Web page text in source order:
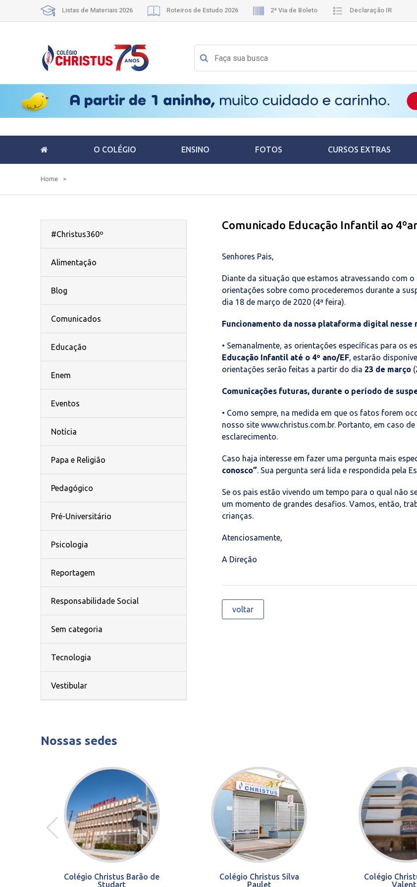
Listas de Materiais 2026 Roteiros de Estudo 2026 2ª Via de Boleto Declaração IR
O COLÉGIO ENSINO FOTOS CURSOS EXTRAS
Home >
#Christus360º
Alimentação
Blog
Comunicados
Educação
Enem
Eventos
Notícia
Papa e Religião
Pedagógico
Pré-Universitário
Psicologia
Reportagem
Responsabilidade Social
Sem categoria
Tecnologia
Vestibular
Comunicado Educação Infantil ao
Senhores Pais,
Diante da situação que estamos atravessando com
orientações sobre como procederemos durante a
dia 18 de março de 2020 (4ª feira).
Funcionamento da nossa plataforma digital
• Semanalmente, as orientações específicas para os
Educação Infantil até o 4º ano/EF, estarão
orientações serão feitas a partir do dia 23 de março
Comunicações futuras, durante o período de
• Como sempre, na medida em que os fatos forem
nosso site www.christus.com.br. Portanto, em caso
esclarecimento.
Caso haja interesse em fazer uma pergunta mais
conosco”. Sua pergunta será lida e respondida pela
Se os pais estão vivendo um tempo para o qual não
um momento de grandes desafios. Vamos, então,
crianças.
Atenciosamente,
A Direção
voltar
Nossas sedes
Colégio Christus Barão de
Studart
Colégio Christus Silva
Paulet
Colégio